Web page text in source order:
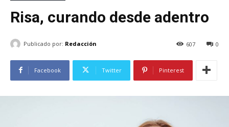
Risa, curando desde adentro
Publicado por: Redacción 0
607
Facebook Twitter Pinterest